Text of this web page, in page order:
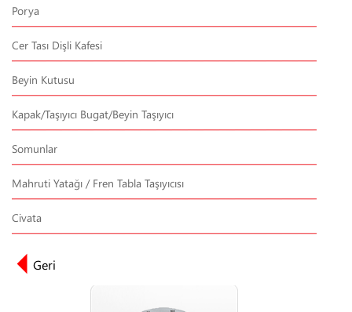
Porya
Cer Tası Dişli Kafesi
Beyin Kutusu
Kapak/Taşıyıcı Bugat/Beyin Taşıyıcı
Somunlar
Mahruti Yatağı / Fren Tabla Taşıyıcısı
Civata